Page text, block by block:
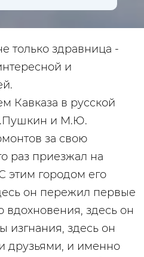
только здравница -
и
Кавказа в русской
и М.Ю.
за свою
раз приезжал на
этим городом его
он пережил первые
вдохновения, здесь он
изгнания, здесь он
друзьями, и именно